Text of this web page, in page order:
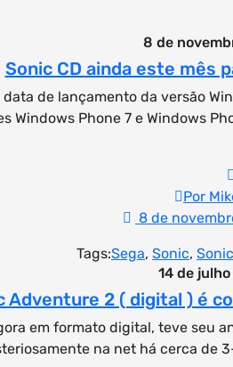
8 de
Sonic CD ainda este mês
de lançamento da versão
Windows Phone 7 e Windows
Por
8 de
Tags:Sega, Sonic,
14 de
Adventure 2 ( digital ) é
em formato digital, teve seu
na net há cerca de